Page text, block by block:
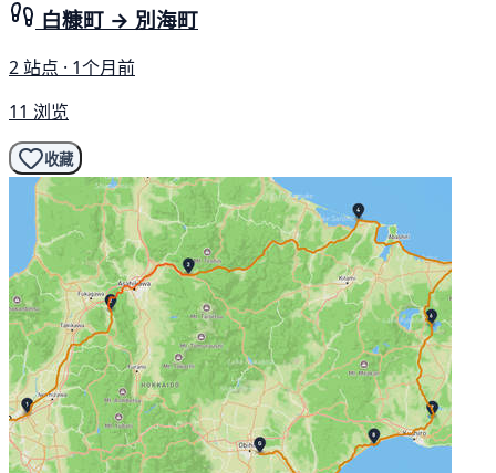
白糠町 → 別海町
2 站点 · 1个月前
11 浏览
收藏